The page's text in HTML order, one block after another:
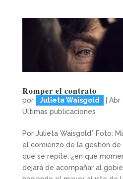
Romper el contrato
por Julieta Waisgold Abr
Últimas publicaciones
Por Julieta Waisgold* Foto:
el comienzo de la gestión de
que se repite: ¿en qué
dejará de acompañar al